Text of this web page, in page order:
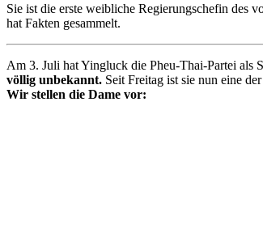
Sie ist die erste weibliche Regierungschefin des
hat Fakten gesammelt.
Am 3. Juli hat Yingluck die Pheu-Thai-Partei als
völlig unbekannt. Seit Freitag ist sie nun eine
Wir stellen die Dame vor: